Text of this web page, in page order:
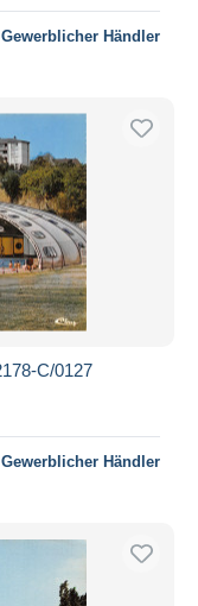
Gewerblicher Händler
C/0127
Gewerblicher Händler